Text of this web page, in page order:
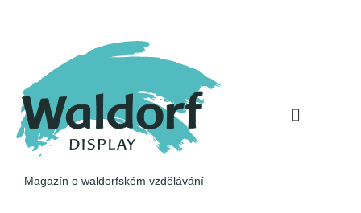
Magazín o waldorfském vzdělávání